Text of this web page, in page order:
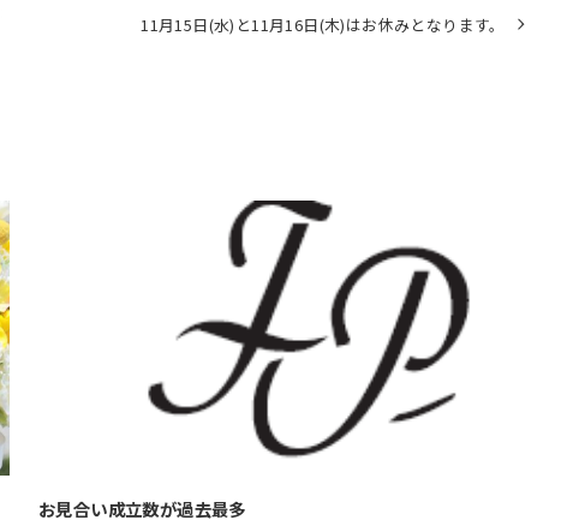
11月15日(水)と11月16日(木)はお休みとなります。
お見合い成立数が過去最多